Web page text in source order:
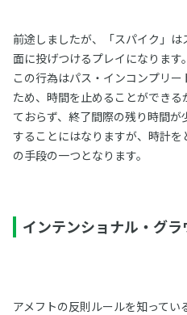
前途しましたが、「スパイク」
面に投げつけるプレイになりま
この行為はパス・インコンプリ
ため、時間を止めることができ
ておらず、終了間際の残り時間
することにはなりますが、時計
の手段の一つとなります。
インテンショナル・グラ
アメフトの反則ルールを知って